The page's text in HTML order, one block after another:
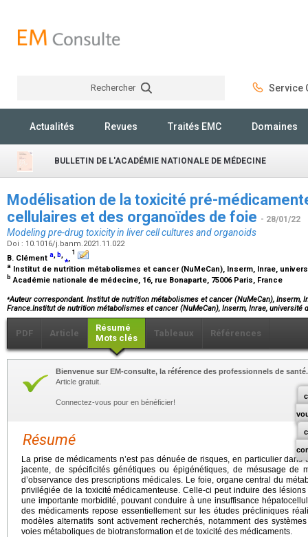
Rechercher Service
Actualités Revues Traités EMC Domaines
BULLETIN DE L'ACADÉMIE NATIONALE DE MÉDECINE
Modélisation de la toxicité pré-
cellulaires et des organoïdes de foie - 28/01/22
Modeling pre-drug toxicity in liver cell cultures and organoids
Doi : 10.1016/j.banm.2021.11.022
B. Clément a, b,⁎,
1
a Institut de nutrition métabolismes et cancer (NuMeCan), Inserm, Inrae,
b Académie nationale de médecine, 16, rue Bonaparte, 75006 Paris, France
⁎Auteur correspondant. Institut de nutrition métabolismes et cancer (NuMeCan), Inserm,
France.Institut de nutrition métabolismes et cancer (NuMeCan), Inserm, Inrae, université
PDF Article
Résumé
Mots clés
Tableaux Références
Bienvenue sur EM-consulte, la référence des professionnels de santé.
Article gratuit.
Connectez-vous pour en bénéficier!
Résumé
La prise de médicaments n’est pas dénuée de risques, en particulier
jacente, de spécificités génétiques ou épigénétiques, de mésusage de
d’observance des prescriptions médicales. Le foie, organe central du
privilégiée de la toxicité médicamenteuse. Celle-ci peut induire des
une importante morbidité, pouvant conduire à une insuffisance
des médicaments repose essentiellement sur les études précliniques
modèles alternatifs sont activement recherchés, notamment des
voies métaboliques de biotransformation et de toxicité des médicaments.